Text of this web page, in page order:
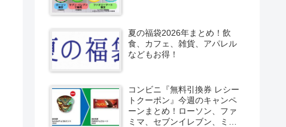
夏の福袋2026年まとめ！飲
食、カフェ、雑貨、アパレル
などもお得！
コンビニ『無料引換券 レシー
トクーポン』今週のキャンペ
ーンまとめ！ローソン、ファ
ミマ、セブンイレブン、ミニ